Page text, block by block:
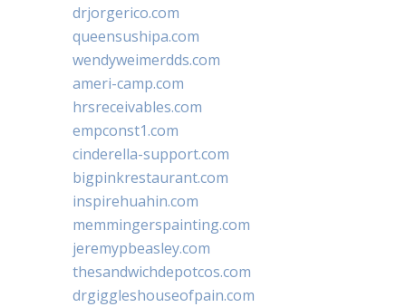
drjorgerico.com
queensushipa.com
wendyweimerdds.com
ameri-camp.com
hrsreceivables.com
empconst1.com
cinderella-support.com
bigpinkrestaurant.com
inspirehuahin.com
memmingerspainting.com
jeremypbeasley.com
thesandwichdepotcos.com
drgiggleshouseofpain.com